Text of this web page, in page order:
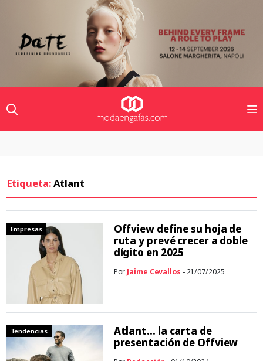
Etiqueta:Atlant
Empresas
Offview define su hoja de
ruta y prevé crecer a doble
dígito en 2025
Por Jaime Cevallos - 21/07/2025
Tendencias
Atlant… la carta de
presentación de Offview